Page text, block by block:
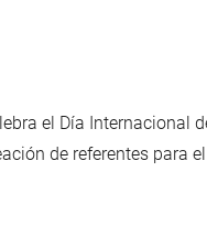
el Día Internacional
de referentes para